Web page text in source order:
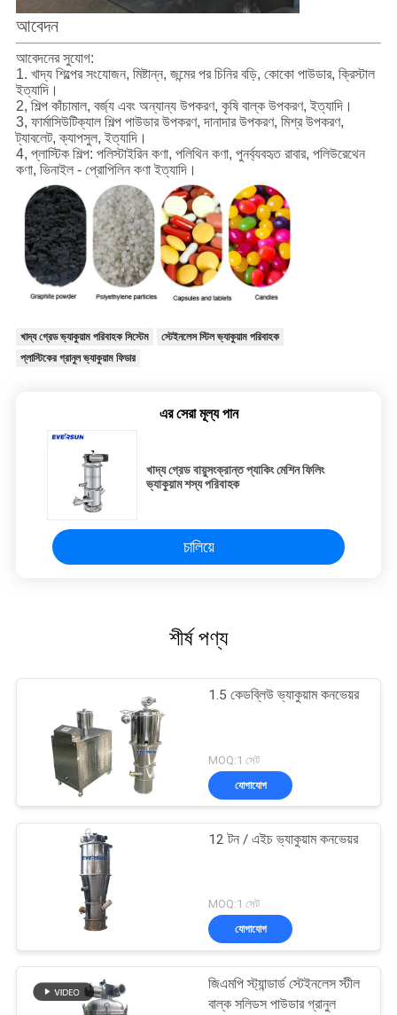
আবেদন
আবেদনের সুযোগ:
1. খাদ্য শিল্পের সংযোজন, মিষ্টান্ন, জন্মের পর চিনির বড়ি, কোকো পাউডার, ক্রিস্টাল
ইত্যাদি।
2, শিল্প কাঁচামাল, বর্জ্য এবং অন্যান্য উপকরণ, কৃষি বাল্ক উপকরণ, ইত্যাদি।
3, ফার্মাসিউটিক্যাল শিল্প পাউডার উপকরণ, দানাদার উপকরণ, মিশ্র উপকরণ,
ট্যাবলেট, ক্যাপসুল, ইত্যাদি।
4, প্লাস্টিক শিল্প: পলিস্টাইরিন কণা, পলিথিন কণা, পুনর্ব্যবহৃত রাবার, পলিউরেথেন
কণা, ভিনাইল - প্রোপিলিন কণা ইত্যাদি।
খাদ্য গ্রেড ভ্যাকুয়াম পরিবাহক সিস্টেম
স্টেইনলেস স্টিল ভ্যাকুয়াম পরিবাহক
প্লাস্টিকের গ্রানুল ভ্যাকুয়াম ফিডার
এর সেরা মূল্য পান
খাদ্য গ্রেড বায়ুসংক্রান্ত প্যাকিং মেশিন ফিলিং
ভ্যাকুয়াম শস্য পরিবাহক
চালিয়ে
শীর্ষ পণ্য
1.5 কেডব্লিউ ভ্যাকুয়াম কনভেয়র
MOQ:1 সেট
যোগাযোগ
12 টন / এইচ ভ্যাকুয়াম কনভেয়র
MOQ:1 সেট
যোগাযোগ
জিএমপি স্ট্যান্ডার্ড স্টেইনলেস স্টীল
বাল্ক সলিডস পাউডার গ্রানুল